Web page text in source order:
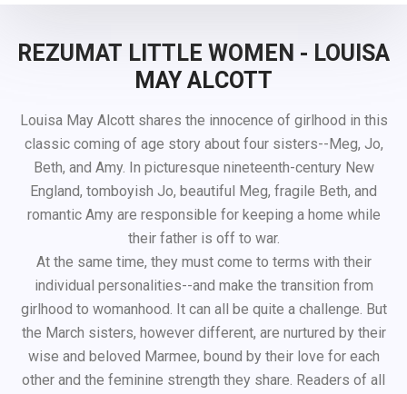
REZUMAT LITTLE WOMEN - LOUISA
MAY ALCOTT
Louisa May Alcott shares the innocence of girlhood in this
classic coming of age story about four sisters--Meg, Jo,
Beth, and Amy. In picturesque nineteenth-century New
England, tomboyish Jo, beautiful Meg, fragile Beth, and
romantic Amy are responsible for keeping a home while
their father is off to war.
At the same time, they must come to terms with their
individual personalities--and make the transition from
girlhood to womanhood. It can all be quite a challenge. But
the March sisters, however different, are nurtured by their
wise and beloved Marmee, bound by their love for each
other and the feminine strength they share. Readers of all